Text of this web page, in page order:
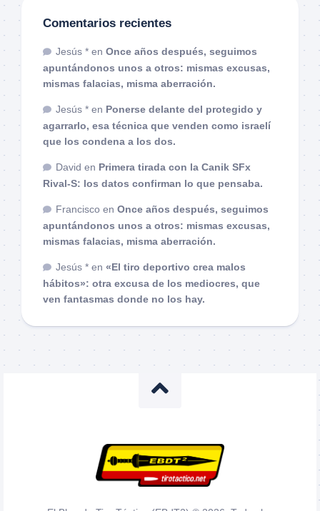
Comentarios recientes
Jesús * en Once años después, seguimos
apuntándonos unos a otros: mismas excusas,
mismas falacias, misma aberración.
Jesús * en Ponerse delante del protegido y
agarrarlo, esa técnica que venden como israelí
que los condena a los dos.
David en Primera tirada con la Canik SFx
Rival-S: los datos confirman lo que pensaba.
Francisco en Once años después, seguimos
apuntándonos unos a otros: mismas excusas,
mismas falacias, misma aberración.
Jesús * en «El tiro deportivo crea malos
hábitos»: otra excusa de los mediocres, que
ven fantasmas donde no los hay.